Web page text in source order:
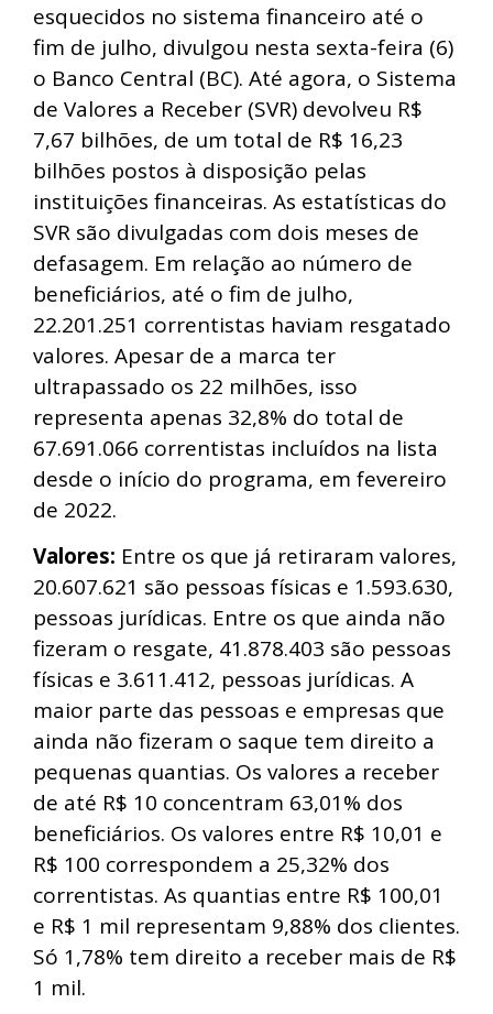
esquecidos no sistema financeiro até o
fim de julho, divulgou nesta sexta-feira (6)
o Banco Central (BC). Até agora, o Sistema
de Valores a Receber (SVR) devolveu R$
7,67 bilhões, de um total de R$ 16,23
bilhões postos à disposição pelas
instituições financeiras. As estatísticas do
SVR são divulgadas com dois meses de
defasagem. Em relação ao número de
beneficiários, até o fim de julho,
22.201.251 correntistas haviam resgatado
valores. Apesar de a marca ter
ultrapassado os 22 milhões, isso
representa apenas 32,8% do total de
67.691.066 correntistas incluídos na lista
desde o início do programa, em fevereiro
de 2022.
Valores: Entre os que já retiraram valores,
20.607.621 são pessoas físicas e 1.593.630,
pessoas jurídicas. Entre os que ainda não
fizeram o resgate, 41.878.403 são pessoas
físicas e 3.611.412, pessoas jurídicas. A
maior parte das pessoas e empresas que
ainda não fizeram o saque tem direito a
pequenas quantias. Os valores a receber
de até R$ 10 concentram 63,01% dos
beneficiários. Os valores entre R$ 10,01 e
R$ 100 correspondem a 25,32% dos
correntistas. As quantias entre R$ 100,01
e R$ 1 mil representam 9,88% dos clientes.
Só 1,78% tem direito a receber mais de R$
1 mil.